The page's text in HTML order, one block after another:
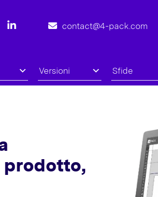
contact@4-pack.com
Versioni Sfide
prodotto,